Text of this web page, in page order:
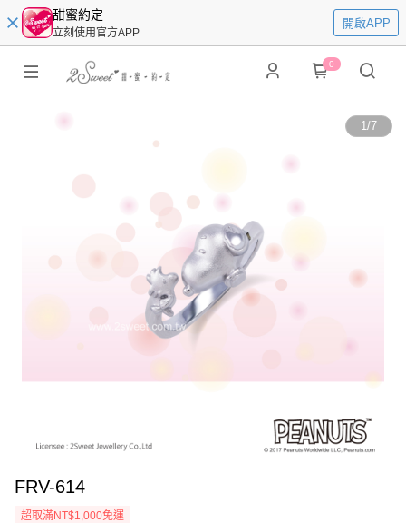
甜蜜約定
立刻使用官方APP
開啟APP
0
1/7
FRV-614
超取滿NT$1,000免運